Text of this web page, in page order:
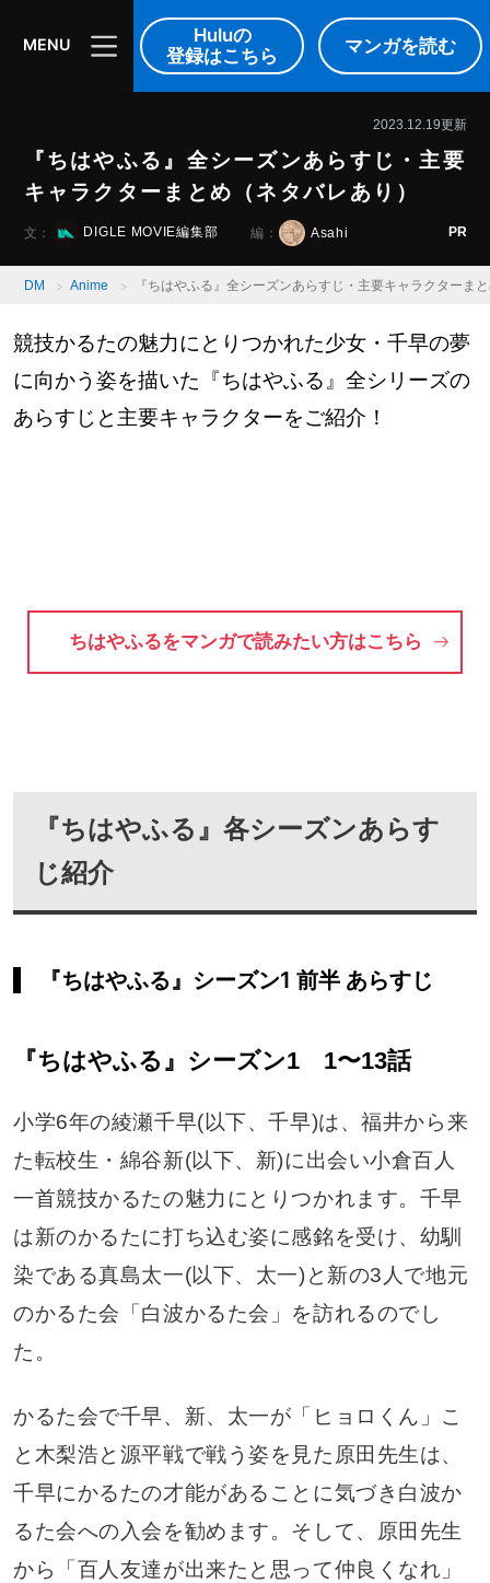
DIGLE MOVIE 音楽
MENU
Huluの
登録はこちら
マンガを読む
2023.12.19更新
『ちはやふる』全シーズンあらすじ・主要
キャラクターまとめ（ネタバレあり）
文： DIGLE MOVIE編集部 編： Asahi PR
DM Anime 『ちはやふる』全シーズンあらすじ・主要キャラクターま
競技かるたの魅力にとりつかれた少女・千早の夢
に向かう姿を描いた『ちはやふる』全シリーズの
あらすじと主要キャラクターをご紹介！
ちはやふるをマンガで読みたい方はこちら
『ちはやふる』各シーズンあらす
じ紹介
『ちはやふる』シーズン1 前半 あらすじ
『ちはやふる』シーズン1 1〜13話
小学6年の綾瀬千早(以下、千早)は、福井から来
た転校生・綿谷新(以下、新)に出会い小倉百人
一首競技かるたの魅力にとりつかれます。千早
は新のかるたに打ち込む姿に感銘を受け、幼馴
染である真島太一(以下、太一)と新の3人で地元
のかるた会「白波かるた会」を訪れるのでし
た。
かるた会で千早、新、太一が「ヒョロくん」こ
と木梨浩と源平戦で戦う姿を見た原田先生は、
千早にかるたの才能があることに気づき白波か
るた会への入会を勧めます。そして、原田先生
から「百人友達が出来たと思って仲良くなれ」